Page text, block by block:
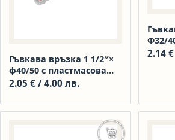
Гъвкава връзка 1 1/2″×
ϕ40/50 с пластмасова
гайка А770
2.05 € / 4.00 лв.
Ф32/
2.14 €
Добавяне в